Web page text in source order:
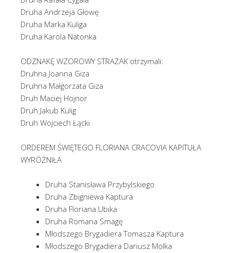
Druha Andrzeja Głowę
Druha Marka Kuliga
Druha Karola Natonka
ODZNAKĘ WZOROWY STRAŻAK otrzymali:
Druhna Joanna Giza
Druhna Małgorzata Giza
Druh Maciej Hojnor
Druh Jakub Kulig
Druh Wojciech Łącki
ORDEREM ŚWIĘTEGO FLORIANA CRACOVIA KAPITUŁA
WYRÓŻNIŁA
Druha Stanisława Przybylskiego
Druha Zbigniewa Kaptura
Druha Floriana Ubika
Druha Romana Smagę
Młodszego Brygadiera Tomasza Kaptura
Młodszego Brygadiera Dariusz Molka